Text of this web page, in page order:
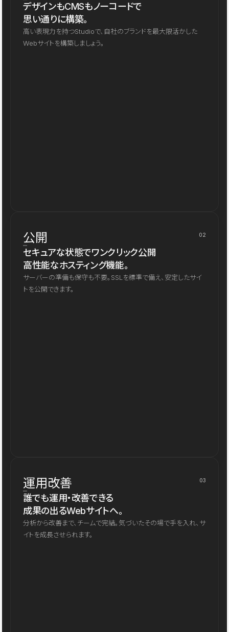
デザインもCMSもノーコードで
思い通りに構築。
高い表現力を持つStudioで、自社のブランドを最大限活かした
Webサイトを構築しましょう。
公開 02
セキュアな状態でワンクリック公開
高性能なホスティング機能。
サーバーの準備も保守も不要。SSLを標準で備え、安定したサイ
トを公開できます。
運用改善 03
誰でも運用・改善できる
成果の出るWebサイトへ。
分析から改善まで、チームで完結。気づいたその場で手を入れ、サ
イトを成長させられます。